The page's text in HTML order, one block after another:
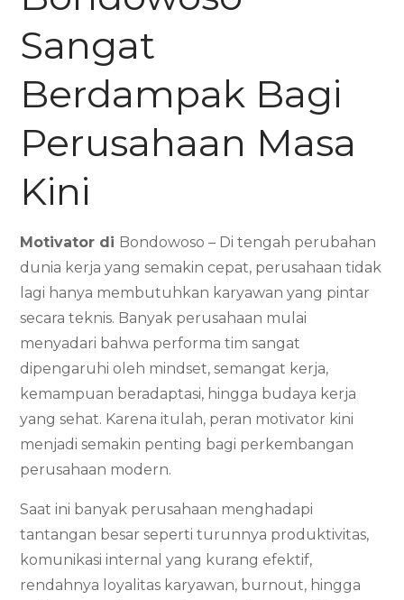
Sangat
Berdampak Bagi
Perusahaan Masa
Kini
Motivator di Bondowoso – Di tengah perubahan
dunia kerja yang semakin cepat, perusahaan tidak
lagi hanya membutuhkan karyawan yang pintar
secara teknis. Banyak perusahaan mulai
menyadari bahwa performa tim sangat
dipengaruhi oleh mindset, semangat kerja,
kemampuan beradaptasi, hingga budaya kerja
yang sehat. Karena itulah, peran motivator kini
menjadi semakin penting bagi perkembangan
perusahaan modern.
Saat ini banyak perusahaan menghadapi
tantangan besar seperti turunnya produktivitas,
komunikasi internal yang kurang efektif,
rendahnya loyalitas karyawan, burnout, hingga